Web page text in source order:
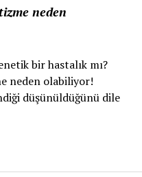
neden
bir hastalık mı?
neden olabiliyor!
düşünüldüğünü dile